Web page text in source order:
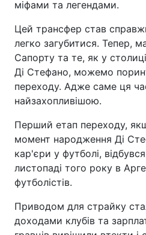
міфами та легендами.
Цей трансфер став
легко загубитися. Тепер,
Сапорту та те, як у столиці
Ді Стефано, можемо
переходу. Адже саме ця
найзахопливішою.
Перший етап переходу,
момент народження Ді
кар'єри у футболі,
листопаді того року в
футболістів.
Приводом для страйку
доходами клубів та